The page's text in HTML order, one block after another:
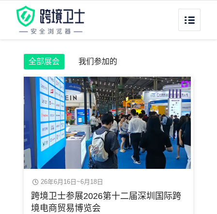
全部展会 我们参加的
26年6月16日~6月18日
跨境卫士参展2026第十二届深圳国际跨
境电商贸易博览会